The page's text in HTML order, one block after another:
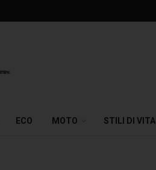
ECO MOTO STILI DI VITA